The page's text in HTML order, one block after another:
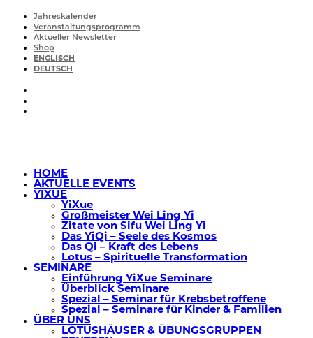
Jahreskalender
Veranstaltungsprogramm
Aktueller Newsletter
Shop
ENGLISCH
DEUTSCH
HOME
AKTUELLE EVENTS
YIXUE
YiXue
Großmeister Wei Ling Yi
Zitate von Sifu Wei Ling Yi
Das YiQi – Seele des Kosmos
Das Qi – Kraft des Lebens
Lotus – Spirituelle Transformation
SEMINARE
Einführung YiXue Seminare
Überblick Seminare
Spezial – Seminar für Krebsbetroffene
Spezial – Seminare für Kinder & Familien
ÜBER UNS
LOTUSHÄUSER & ÜBUNGSGRUPPEN